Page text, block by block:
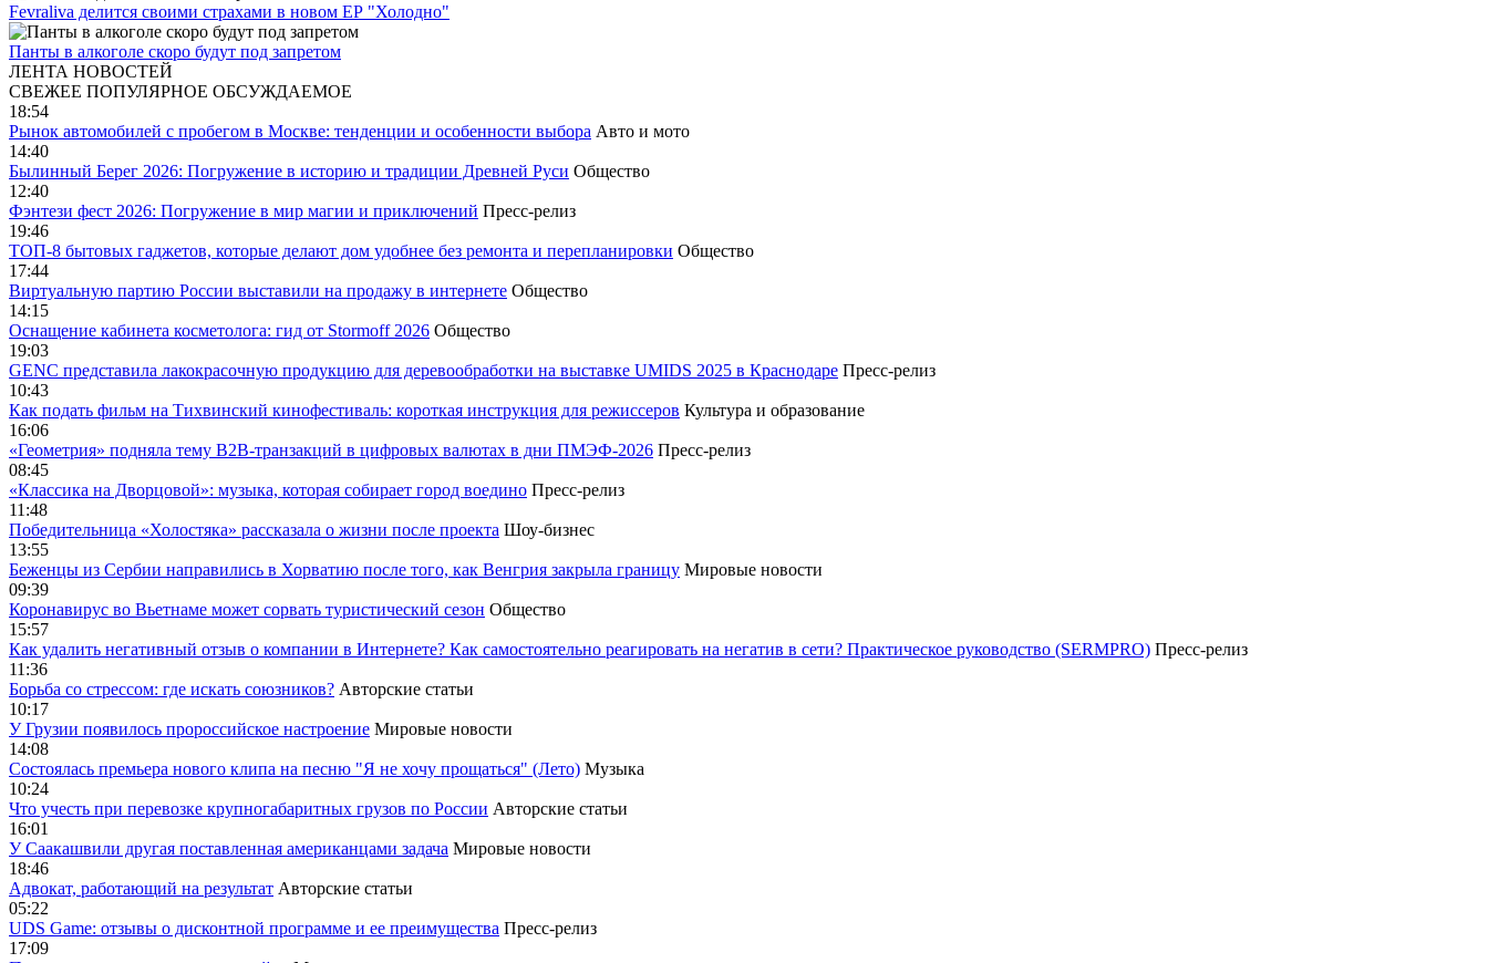
Fevraliva делится своими страхами в новом ЕР "Холодно"
Панты в алкоголе скоро будут под запретом
ЛЕНТА НОВОСТЕЙ
СВЕЖЕЕ ПОПУЛЯРНОЕ ОБСУЖДАЕМОЕ
18:54
Рынок автомобилей с пробегом в Москве: тенденции и особенности выбора Авто и мото
14:40
Былинный Берег 2026: Погружение в историю и традиции Древней Руси Общество
12:40
Фэнтези фест 2026: Погружение в мир магии и приключений Пресс-релиз
19:46
ТОП-8 бытовых гаджетов, которые делают дом удобнее без ремонта и перепланировки Общество
17:44
Виртуальную партию России выставили на продажу в интернете Общество
14:15
Оснащение кабинета косметолога: гид от Stormoff 2026 Общество
19:03
GENC представила лакокрасочную продукцию для деревообработки на выставке UMIDS 2025 в Краснодаре Пресс-релиз
10:43
Как подать фильм на Тихвинский кинофестиваль: короткая инструкция для режиссеров Культура и образование
16:06
«Геометрия» подняла тему B2B-транзакций в цифровых валютах в дни ПМЭФ-2026 Пресс-релиз
08:45
«Классика на Дворцовой»: музыка, которая собирает город воедино Пресс-релиз
11:48
Победительница «Холостяка» рассказала о жизни после проекта Шоу-бизнес
13:55
Беженцы из Сербии направились в Хорватию после того, как Венгрия закрыла границу Мировые новости
09:39
Коронавирус во Вьетнаме может сорвать туристический сезон Общество
15:57
Как удалить негативный отзыв о компании в Интернете? Как самостоятельно реагировать на негатив в сети? Практическое руководство (SERMPRO) Пресс-релиз
11:36
Борьба со стрессом: где искать союзников? Авторские статьи
10:17
У Грузии появилось пророссийское настроение Мировые новости
14:08
Cостоялась премьера нового клипа на песню "Я не хочу прощаться" (Лето) Музыка
10:24
Что учесть при перевозке крупногабаритных грузов по России Авторские статьи
16:01
У Саакашвили другая поставленная американцами задача Мировые новости
18:46
Адвокат, работающий на результат Авторские статьи
05:22
UDS Game: отзывы о дисконтной программе и ее преимущества Пресс-релиз
17:09